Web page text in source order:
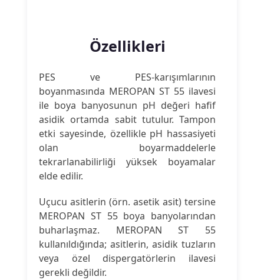
Özellikleri
PES ve PES-karışımlarının
boyanmasında MEROPAN ST 55 ilavesi
ile boya banyosunun pH değeri hafif
asidik ortamda sabit tutulur. Tampon
etki sayesinde, özellikle pH hassasiyeti
olan boyarmaddelerle
tekrarlanabilirliği yüksek boyamalar
elde edilir.
Uçucu asitlerin (örn. asetik asit) tersine
MEROPAN ST 55 boya banyolarından
buharlaşmaz. MEROPAN ST 55
kullanıldığında; asitlerin, asidik tuzların
veya özel dispergatörlerin ilavesi
gerekli değildir.